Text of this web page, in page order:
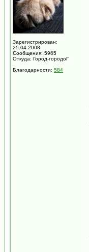
Зарегистрирован:
25.04.2008
Сообщения: 5965
Откуда: Город-городоГ
Благодарности: 584